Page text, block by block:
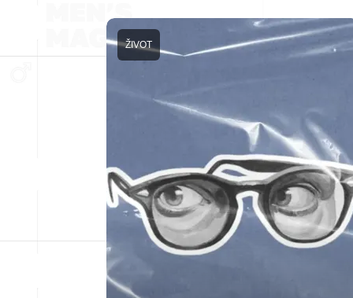
ŽIVOT